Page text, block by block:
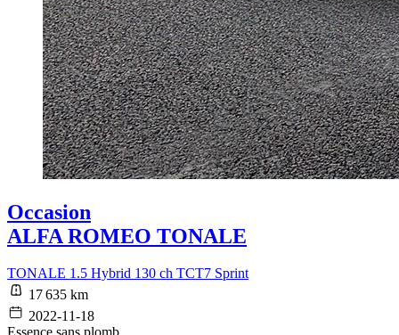
Occasion
ALFA ROMEO TONALE
TONALE 1.5 Hybrid 130 ch TCT7 Sprint
17 635 km
2022-11-18